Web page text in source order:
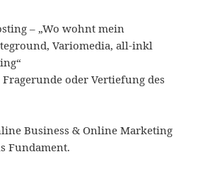
– „Wo wohnt mein
Variomedia, all-inkl
oder Vertiefung des
Business & Online Marketing
Fundament.